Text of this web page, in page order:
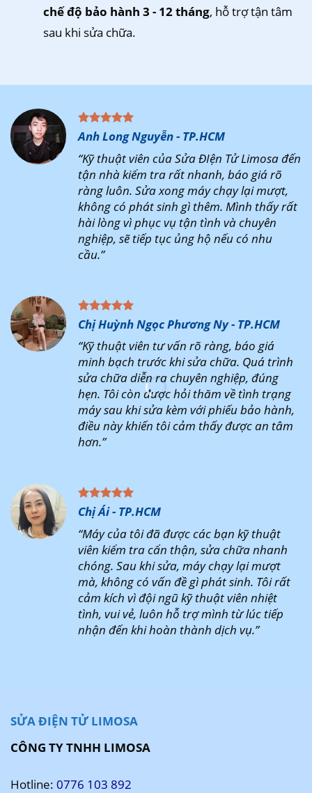
chế độ bảo hành 3 - 12 tháng, hỗ trợ tận tâm
sau khi sửa chữa.
Anh Long Nguyễn - TP.HCM
“Kỹ thuật viên của Sửa ĐIện Tử Limosa đến
tận nhà kiểm tra rất nhanh, báo giá rõ
ràng luôn. Sửa xong máy chạy lại mượt,
không có phát sinh gì thêm. Mình thấy rất
hài lòng vì phục vụ tận tình và chuyên
nghiệp, sẽ tiếp tục ủng hộ nếu có nhu
cầu.”
Chị Huỳnh Ngọc Phương Ny - TP.HCM
“Kỹ thuật viên tư vấn rõ ràng, báo giá
minh bạch trước khi sửa chữa. Quá trình
sửa chữa diễn ra chuyên nghiệp, đúng
hẹn. Tôi còn được hỏi thăm về tình trạng
máy sau khi sửa kèm với phiếu bảo hành,
điều này khiến tôi cảm thấy được an tâm
hơn.”
Chị Ái - TP.HCM
“Máy của tôi đã được các bạn kỹ thuật
viên kiểm tra cẩn thận, sửa chữa nhanh
chóng. Sau khi sửa, máy chạy lại mượt
mà, không có vấn đề gì phát sinh. Tôi rất
cảm kích vì đội ngũ kỹ thuật viên nhiệt
tình, vui vẻ, luôn hỗ trợ mình từ lúc tiếp
nhận đến khi hoàn thành dịch vụ.”
SỬA ĐIỆN TỬ LIMOSA
CÔNG TY TNHH LIMOSA
Hotline: 0776 103 892